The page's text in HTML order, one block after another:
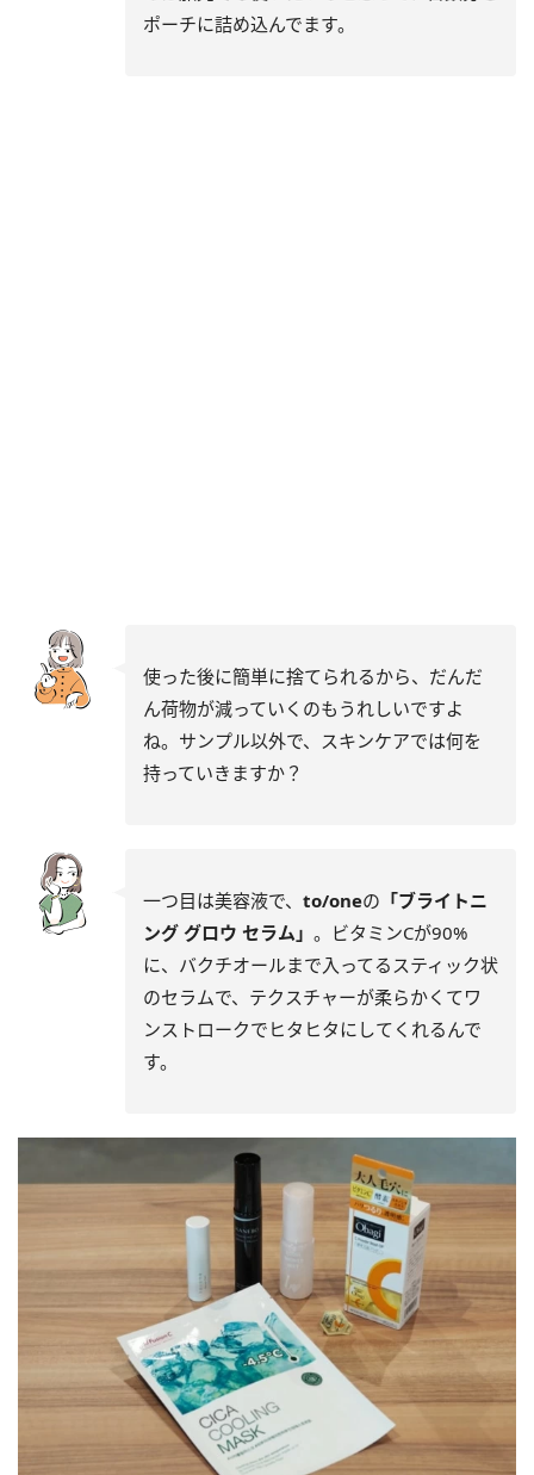
ポーチに詰め込んでます。
使った後に簡単に捨てられるから、だんだ
ん荷物が減っていくのもうれしいですよ
ね。サンプル以外で、スキンケアでは何を
持っていきますか？
一つ目は美容液で、 to/oneの 「ブライトニ
ング グロウ セラム」 。ビタミンCが90%
に、バクチオールまで入ってるスティック状
のセラムで、テクスチャーが柔らかくてワ
ンストロークでヒタヒタにしてくれるんで
す。